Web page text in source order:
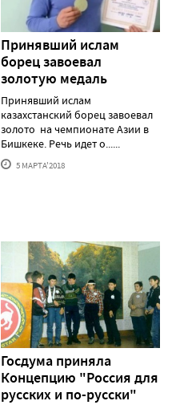
Принявший ислам
борец завоевал
золотую медаль
Принявший ислам
казахстанский борец завоевал
золото на чемпионате Азии в
Бишкеке. Речь идет о......
5 МАРТА'2018
Госдума приняла
Концепцию "Россия для
русских и по-русски"